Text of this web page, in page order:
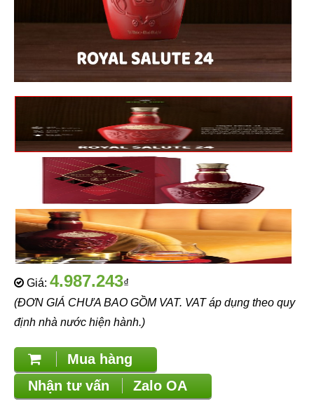
Giá: 4.987.243₫
(ĐƠN GIÁ CHƯA BAO GỒM VAT. VAT áp dụng theo quy
định nhà nước hiện hành.)
Mua hàng
Nhận tư vấn
Zalo OA